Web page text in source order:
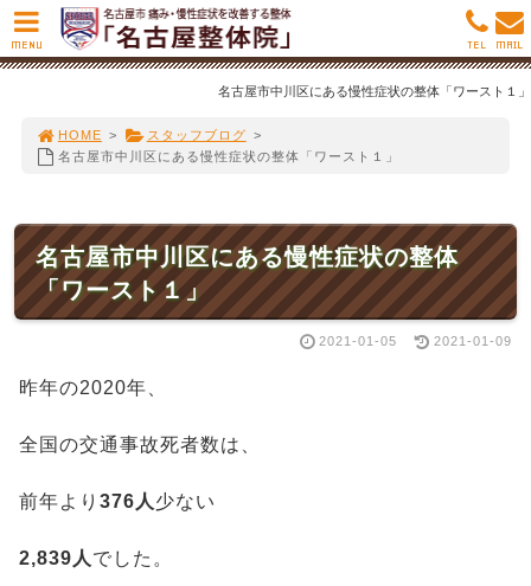
名古屋市中川区にある慢性症状の整体「ワースト１」
HOME > スタッフブログ >
名古屋市中川区にある慢性症状の整体「ワースト１」
名古屋市中川区にある慢性症状の整体
「ワースト１」
2021-01-05 2021-01-09
昨年の2020年、
全国の交通事故死者数は、
前年より 376人 少ない
2,839人 でした。
MENU MAIL
TEL